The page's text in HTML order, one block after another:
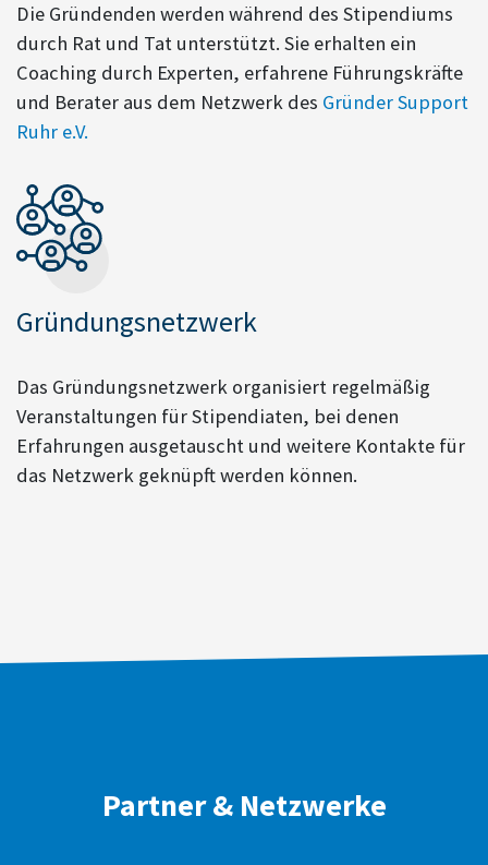
Die Gründenden werden während des Stipendiums
durch Rat und Tat unterstützt. Sie erhalten ein
Coaching durch Experten, erfahrene Führungskräfte
und Berater aus dem Netzwerk des Gründer Support
Ruhr e.V.
Gründungsnetzwerk
Das Gründungsnetzwerk organisiert regelmäßig
Veranstaltungen für Stipendiaten, bei denen
Erfahrungen ausgetauscht und weitere Kontakte für
das Netzwerk geknüpft werden können.
Partner & Netzwerke